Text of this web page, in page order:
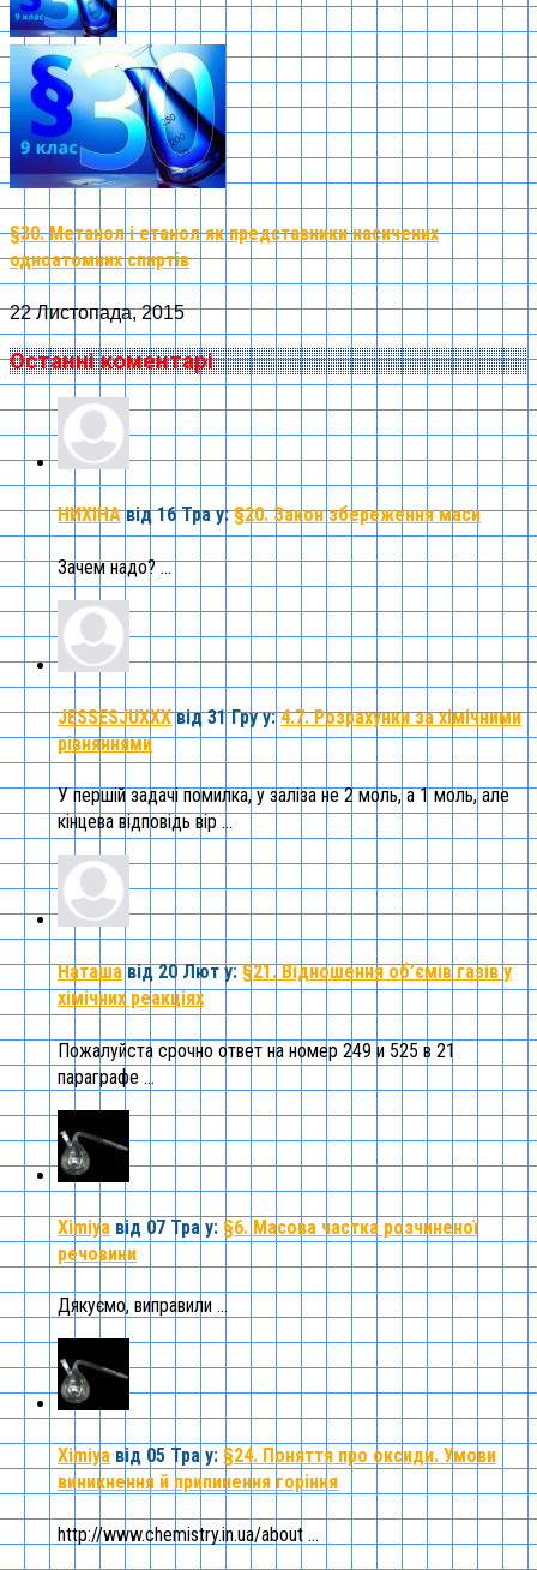
§30. Метанол і етанол як представники насичених
одноатомних спиртів
22 Листопада, 2015
Останні коментарі
НИХІНА від 16 Трау:§20. Закон збереження маси
Зачем надо? ...
JESSESJUXXX від 31 Груу:4.7. Розрахунки за хімічними
рівняннями
У першій задачі помилка, у заліза не 2 моль, а 1 моль, але
кінцева відповідь вір ...
Наташа від 20 Люту:§21. Відношення об’ємів газів у
хімічних реакціях
Пожалуйста срочно ответ на номер 249 и 525 в 21
параграфе ...
Ximiya від 07 Тра у: §6. Масова частка розчиненої
речовини
Дякуємо, виправили ...
Ximiya від 05 Тра у: §24. Поняття про оксиди. Умови
виникнення й припинення горіння
http://www.chemistry.in.ua/about ...